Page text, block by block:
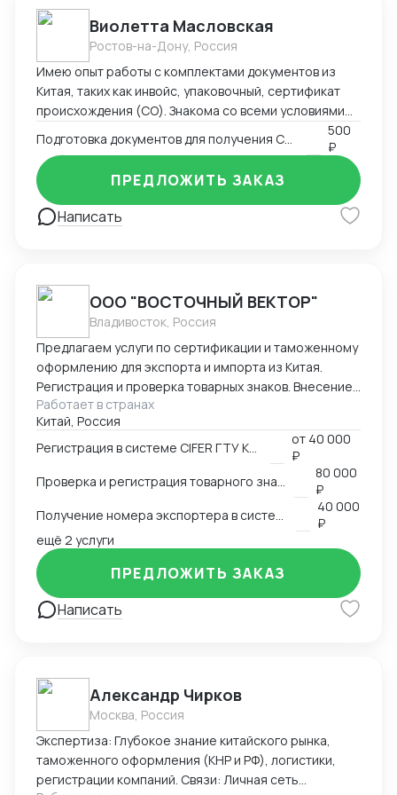
Виолетта Масловская
Ростов-на-Дону, Россия
Имею опыт работы с комплектами документов из
Китая, таких как инвойс, упаковочный, сертификат
происхождения (СО). Знакома со всеми условиями
перевозки разным видом транспорта. Я размещала
заказ на китайском заводе и далее вела его все
время, до прихода на склад в России. Производство -
> документы -> отгрузка -> разрешительная
документация РФ -> таможенное оформление ->
заводами о сроках производства, недочетах,
платежах. Также имею опыт работы в эскортных
отгрузках, оформлении сертификата
происхождения (СТ-1). Могу помочь в подготовке
документации для его получения, а также
заполнении заявления Буду рада дальнейшему
сотрудничеству! Спасибо за уделенное время! С
уважением, Виолетта .
500
₽
Написать
ПРЕДЛОЖИТЬ ЗАКАЗ
ООО "ВОСТОЧНЫЙ ВЕКТОР"
Владивосток, Россия
Предлагаем услуги по сертификации и таможенному
оформлению для экспорта и импорта из Китая.
Регистрация и проверка товарных знаков. Внесение
в таможенный реестр товарных знаков.
Изготовление маркировки для пищевой продукции
для реализации в Китае. Получение номера
HS и CIQ кодов.
Работает в странах
Китай, Россия
от 40 000
₽
80 000
₽
40 000
₽
ещё 2 услуги
Написать
ПРЕДЛОЖИТЬ ЗАКАЗ
Александр Чирков
Москва, Россия
Экспертиза: Глубокое знание китайского рынка,
таможенного оформления (КНР и РФ), логистики,
регистрации компаний. Связи: Личная сеть